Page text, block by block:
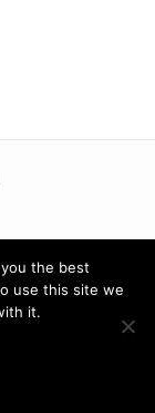
the best
use this site we
it.